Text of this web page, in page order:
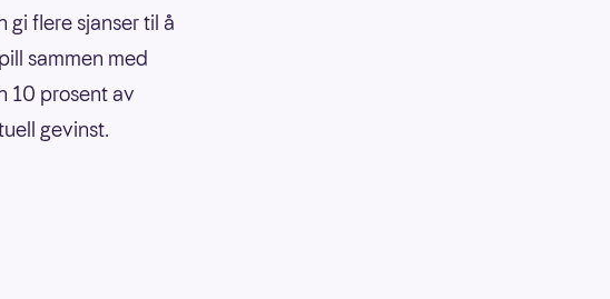
gi flere sjanser til å
sammen med
10 prosent av
gevinst.